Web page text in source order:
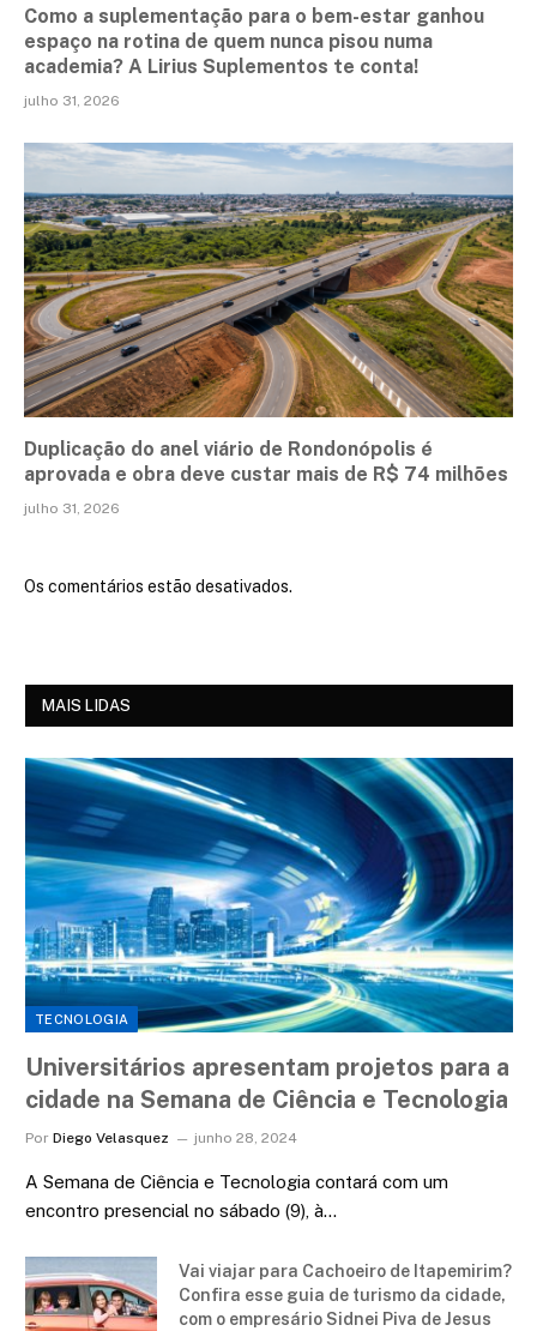
Como a suplementação para o bem-estar ganhou
espaço na rotina de quem nunca pisou numa
academia? A Lirius Suplementos te conta!
julho 31, 2026
Duplicação do anel viário de Rondonópolis é
aprovada e obra deve custar mais de R$ 74 milhões
julho 31, 2026
Os comentários estão desativados.
MAIS LIDAS
TECNOLOGIA
Universitários apresentam projetos para a
cidade na Semana de Ciência e Tecnologia
Por Diego Velasquez junho 28, 2024
A Semana de Ciência e Tecnologia contará com um
encontro presencial no sábado (9), à…
Vai viajar para Cachoeiro de Itapemirim?
Confira esse guia de turismo da cidade,
com o empresário Sidnei Piva de Jesus